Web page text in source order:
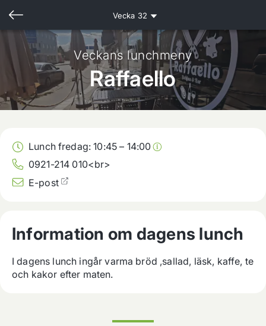
Vecka 32
Veckans lunchmeny
Raffaello
Lunch fredag:10:45 – 14:00
0921-214 010<br>
E-post
Information om dagens lunch
I dagens lunch ingår varma bröd ,sallad, läsk, kaffe, te
och kakor efter maten.